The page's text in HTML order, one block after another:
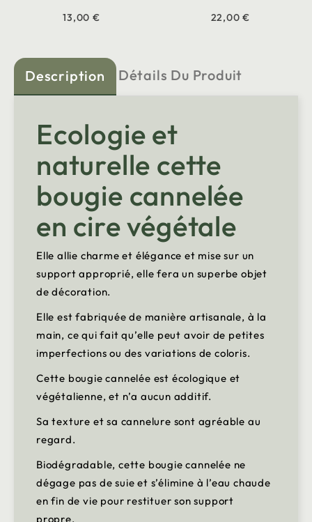
13,00 € 22,00 €
Description Détails Du Produit
Ecologie et
naturelle cette
bougie cannelée
en cire végétale
Elle allie charme et élégance et mise sur un
support approprié, elle fera un superbe objet
de décoration.
Elle est fabriquée de manière artisanale, à la
main, ce qui fait qu’elle peut avoir de petites
imperfections ou des variations de coloris.
Cette bougie cannelée est écologique et
végétalienne, et n’a aucun additif.
Sa texture et sa cannelure sont agréable au
regard.
Biodégradable, cette bougie cannelée ne
dégage pas de suie et s’élimine à l’eau chaude
en fin de vie pour restituer son support
propre.